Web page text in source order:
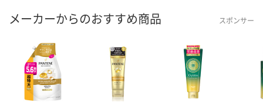
メーカーからのおすすめ商品 スポンサー